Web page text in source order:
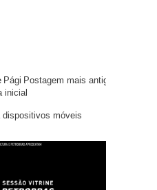
Postagem mais antiga
Pági
inicial
dispositivos móveis